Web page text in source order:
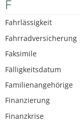
F
Fahrlässigkeit
Fahrradversicherung
Faksimile
Fälligkeitsdatum
Familienangehörige
Finanzierung
Finanzkrise